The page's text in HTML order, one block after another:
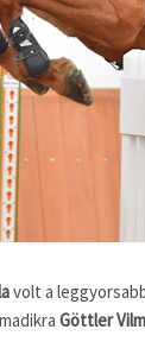
volt a
Göttler